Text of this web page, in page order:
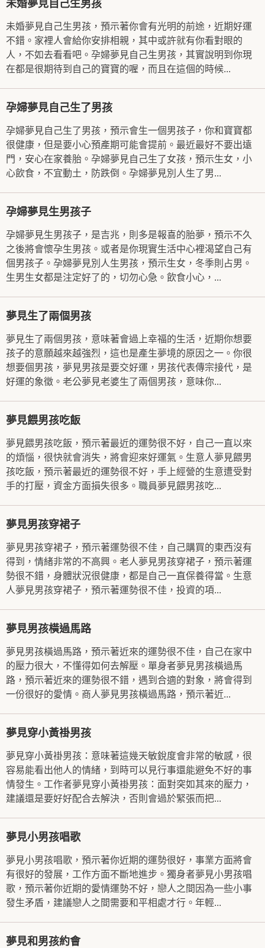
未婚夢見自己生男孩
未婚夢見自己生男孩，預示著你會有光明的前途，近期好運
不錯。家裡人會給你安排相親，其中或許就有你看對眼的
人，不如去看看吧。孕婦夢見自己生男孩，其實說明到你現
在都是很期待到自己的寶寶的喔，而且在這個的時候...
孕婦夢見自己生了男孩
孕婦夢見自己生了男孩，預示會生一個男孩子，你和寶寶都
很健康，但是要小心預產期可能會提前。最近最好不要出遠
門，安心在家養胎。孕婦夢見自己生了女孩，預示生女，小
心飲食，不宜動土，防跌倒。孕婦夢見別人生了男...
孕婦夢見生男孩子
孕婦夢見生男孩子，是吉兆，則多是報喜的胎夢，預示不久
之後將會懷孕生男孩。或者是你現實生活中心裡渴望自己有
個男孩子。孕婦夢見別人生男孩，預示生女，冬季則占男。
生男生女都是注定好了的，切勿心急。飲食小心，...
夢見生了兩個男孩
夢見生了兩個男孩，意味著會過上幸福的生活，近期你想要
孩子的意願越來越強烈，這也是產生夢境的原因之一。你很
想要個男孩，夢見男孩是要交好運，男孩代表傳宗接代，是
好運的象徵。老公夢見老婆生了兩個男孩，意味你...
夢見餵男孩吃飯
夢見餵男孩吃飯，預示著最近的運勢很不好，自己一直以來
的煩惱，很快就會消失，將會迎來好運氣。生意人夢見餵男
孩吃飯，預示著最近的運勢很不好，手上經營的生意遭受對
手的打壓，資金方面損失很多。職員夢見餵男孩吃...
夢見男孩穿裙子
夢見男孩穿裙子，預示著運勢很不佳，自己購買的東西沒有
得到，情緒非常的不高興。老人夢見男孩穿裙子，預示著運
勢很不錯，身體狀況很健康，都是自己一直保養得當。生意
人夢見男孩穿裙子，預示著運勢很不佳，投資的項...
夢見男孩橫過馬路
夢見男孩橫過馬路，預示著近來的運勢很不佳，自己在家中
的壓力很大，不懂得如何去解壓。單身者夢見男孩橫過馬
路，預示著近來的運勢很不錯，遇到合適的對象，將會得到
一份很好的愛情。商人夢見男孩橫過馬路，預示著近...
夢見穿小黃褂男孩
夢見穿小黃褂男孩：意味著這幾天敏銳度會非常的敏感，很
容易能看出他人的情緒，到時可以見行事還能避免不好的事
情發生。工作者夢見穿小黃褂男孩：面對突如其來的壓力，
建議還是要好好配合去解決，否則會過於緊張而把...
夢見小男孩唱歌
夢見小男孩唱歌，預示著你近期的運勢很好，事業方面將會
有很好的發展，工作方面不斷地進步。獨身者夢見小男孩唱
歌，預示著你近期的愛情運勢不好，戀人之間因為一些小事
發生矛盾，建議戀人之間需要和平相處才行。年輕...
夢見和男孩約會